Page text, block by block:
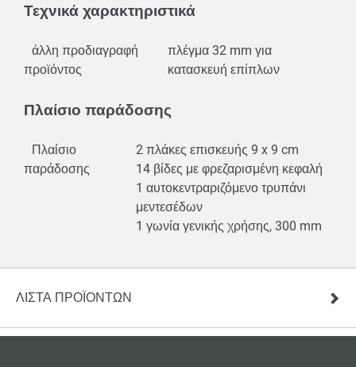
Τεχνικά χαρακτηριστικά
άλλη προδιαγραφή
προϊόντος
πλέγμα 32 mm για
κατασκευή επίπλων
Πλαίσιο παράδοσης
Πλαίσιο
παράδοσης
2 πλάκες επισκευής 9 x 9 cm
14 βίδες με φρεζαρισμένη κεφαλή
1 αυτοκεντραριζόμενο τρυπάνι
μεντεσέδων
1 γωνία γενικής χρήσης, 300 mm
ΛΊΣΤΑ ΠΡΟΪΌΝΤΩΝ